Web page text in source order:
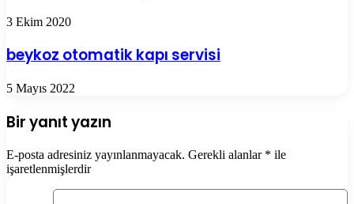
3 Ekim 2020
beykoz otomatik kapı servisi
5 Mayıs 2022
Bir yanıt yazın
E-posta adresiniz yayınlanmayacak. Gerekli alanlar * ile
işaretlenmişlerdir